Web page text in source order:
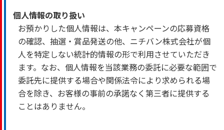
個人情報の取り扱い
お預かりした個人情報は、本キャンペーンの応募資格
の確認、抽選・賞品発送の他、ニチバン株式会社が個
人を特定しない統計的情報の形で利用させていただき
ます。なお、個人情報を当該業務の委託に必要な範囲で
委託先に提供する場合や関係法令により求められる場
合を除き、お客様の事前の承諾なく第三者に提供する
ことはありません。